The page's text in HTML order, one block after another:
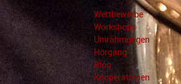
Wettbewerbe
Workshops
Umrahmungen
Hörgang
Blog
Kooperationen